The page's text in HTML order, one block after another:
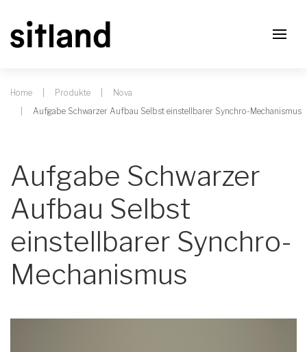
Home Produkte
Nova
Aufgabe Schwarzer Aufbau Selbst einstellbarer Synchro-Mechanismus
Aufgabe Schwarzer
Aufbau Selbst
einstellbarer Synchro-
Mechanismus